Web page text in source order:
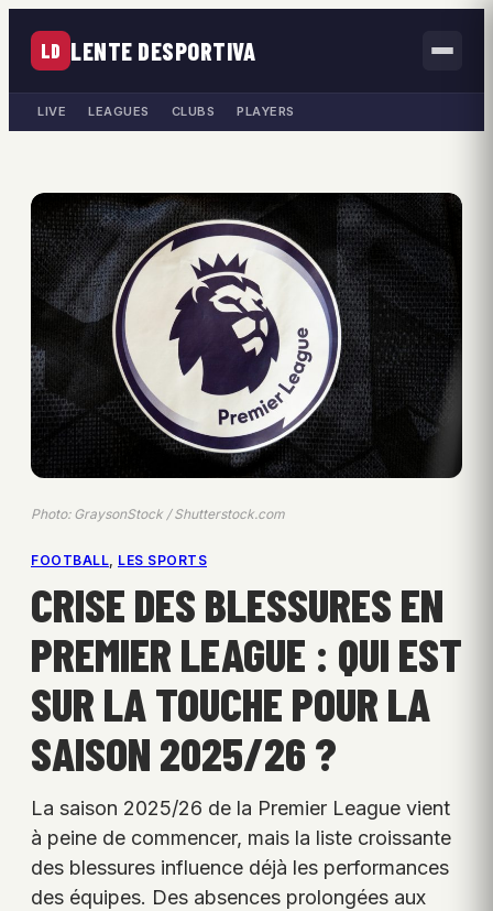
LD LENTE DESPORTIVA
LIVE LEAGUES CLUBS PLAYERS
Photo: GraysonStock / Shutterstock.com
FOOTBALL, LES SPORTS
CRISE DES BLESSURES EN
PREMIER LEAGUE : QUI EST
SUR LA TOUCHE POUR LA
SAISON 2025/26 ?
La saison 2025/26 de la Premier League vient
à peine de commencer, mais la liste croissante
des blessures influence déjà les performances
des équipes. Des absences prolongées aux